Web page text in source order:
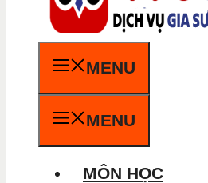
MENU
MENU
MÔN HỌC